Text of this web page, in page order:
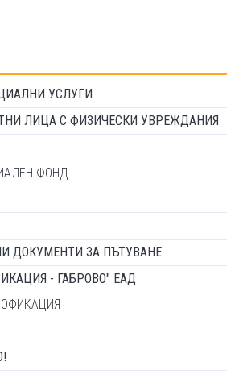
УСЛУГИ
ЛИЦА С ФИЗИЧЕСКИ УВРЕЖДАНИЯ
ФОНД
ДОКУМЕНТИ ЗА ПЪТУВАНЕ
- ГАБРОВО" ЕАД